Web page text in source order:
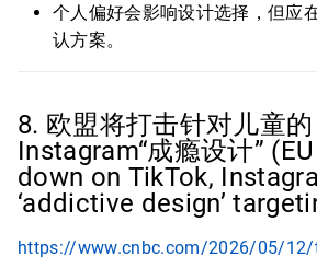
个人偏好会影响设计选择，但应
认方案。
8. 欧盟将打击针对儿童
Instagram“成瘾设计”
down on TikTok,
‘addictive design’
https://www.cnbc.com/2026/05/12/